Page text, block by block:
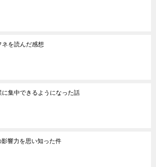
ネを読んだ感想
に集中できるようになった話
影響力を思い知った件